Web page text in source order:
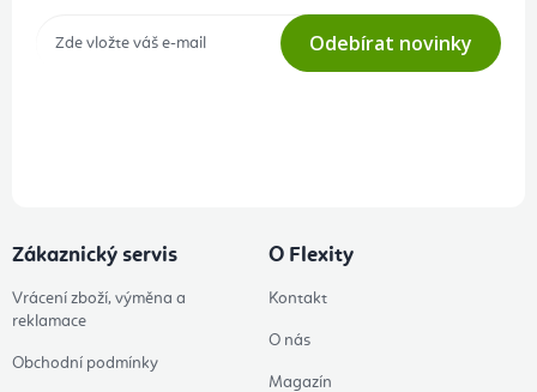
Odebírat novinky
Zákaznický servis
Vrácení zboží, výměna a
reklamace
Obchodní podmínky
O Flexity
Kontakt
O nás
Magazín